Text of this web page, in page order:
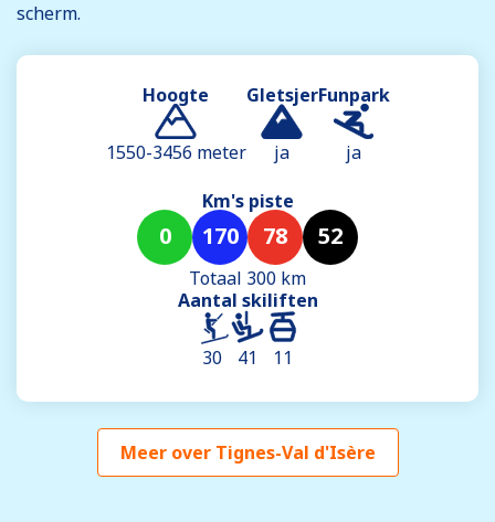
scherm.
Hoogte
1550-3456 meter
Gletsjer
ja
Funpark
ja
Km's piste
0 170 78 52
Totaal 300 km
Aantal skiliften
30 41 11
Meer over Tignes-Val d'Isère